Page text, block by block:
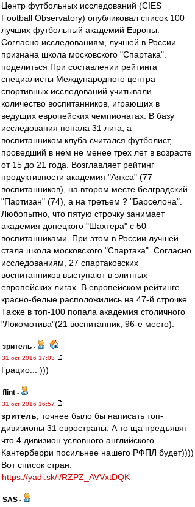
Центр футбольных исследований (CIES
Football Observatory) опубликовал список 100
лучших футбольный академий Европы.
Согласно исследованиям, лучшей в России
признана школа московского "Спартака".
поделиться При составлении рейтинга
специалисты Международного центра
спортивных исследований учитывали
количество воспитанников, играющих в
ведущих европейских чемпионатах. В базу
исследования попала 31 лига, а
воспитанником клуба считался футболист,
проведший в нем не менее трех лет в возрасте
от 15 до 21 года. Возглавляет рейтинг
продуктивности академия "Аякса" (77
воспитанников), на втором месте белградский
"Партизан" (74), а на третьем ? "Барселона".
Любопытно, что пятую строчку занимает
академия донецкого "Шахтера" с 50
воспитанниками. При этом в России лучшей
стала школа московского "Спартака". Согласно
исследованиям, 27 спартаковских
воспитанников выступают в элитных
европейских лигах. В европейском рейтинге
красно-белые расположились на 47-й строчке.
Также в топ-100 попала академия столичного
"Локомотива"(21 воспитанник, 96-е место).
зpитель -
31 окт 2016 17:03
Грацио... )))
flint -
31 окт 2016 16:57
зpитель , точнее было бы написать топ-
дивизионы 31 евространы. А то ща предъявят
что 4 дивизион условного английского
Кантерберри посильнее нашего РФПЛ будет))))
Вот список стран:
https://yadi.sk/i/RZPZ_AVVxtDQK
SAS -